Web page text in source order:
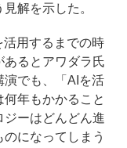
解を示した。
用するまでの時
あるとアワダラ氏
演でも、「AIを活
年もかかること
ジーはどんどん進
になってしまう